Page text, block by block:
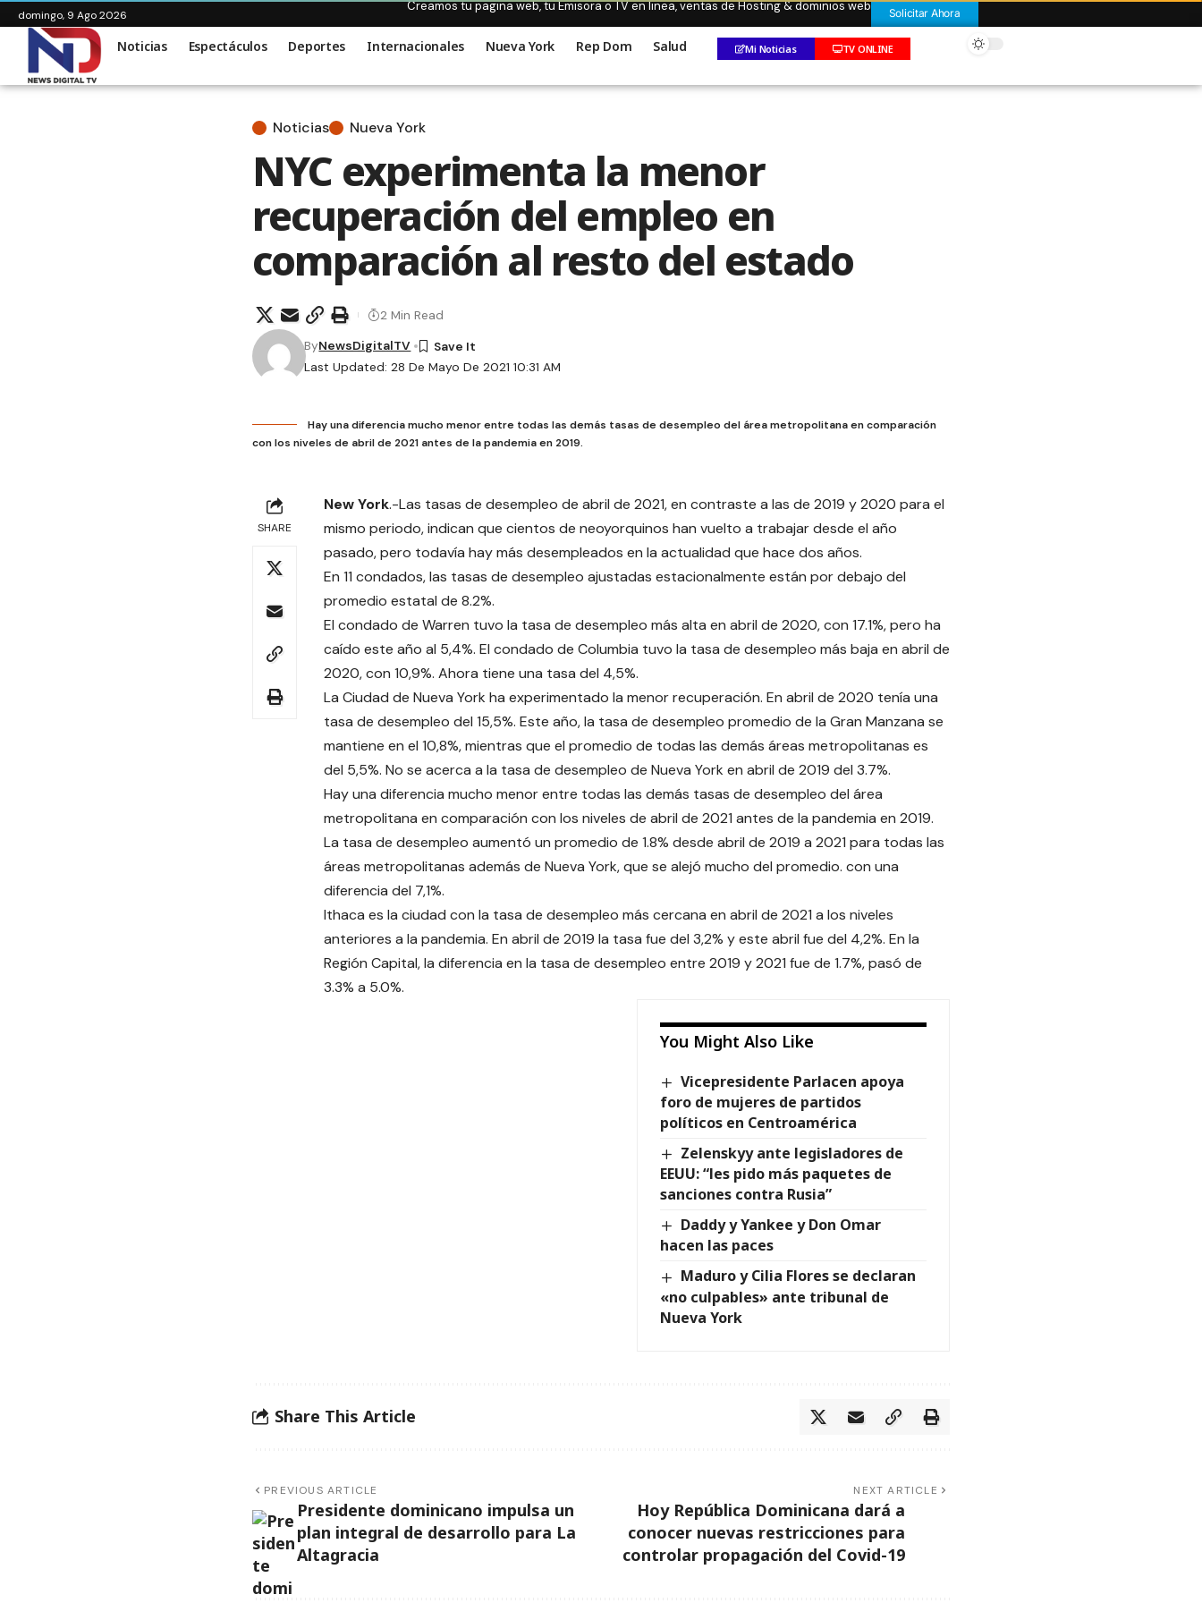
domingo, 9 Ago 2026
Creamos tu pagina web, tu Emisora o TV en linea, ventas de Hosting & dominios web Solicitar Ahora
Noticias Espectáculos Deportes Internacionales Nueva York Rep Dom Salud Mi Noticias TV ONLINE
Noticias Nueva York
NYC experimenta la menor
recuperación del empleo en
comparación al resto del estado
Last Updated: 28 De Mayo De 2021 10:31 AM
ByNewsDigitalTV
2 Min Read
Hay una diferencia mucho menor entre todas las demás tasas de desempleo del área metropolitana en comparación
con los niveles de abril de 2021 antes de la pandemia en 2019.
SHARE
New York.-Las tasas de desempleo de abril de 2021, en contraste a las de 2019 y 2020 para el
mismo periodo, indican que cientos de neoyorquinos han vuelto a trabajar desde el año
pasado, pero todavía hay más desempleados en la actualidad que hace dos años.
En 11 condados, las tasas de desempleo ajustadas estacionalmente están por debajo del
promedio estatal de 8.2%.
El condado de Warren tuvo la tasa de desempleo más alta en abril de 2020, con 17.1%, pero ha
caído este año al 5,4%. El condado de Columbia tuvo la tasa de desempleo más baja en abril de
2020, con 10,9%. Ahora tiene una tasa del 4,5%.
La Ciudad de Nueva York ha experimentado la menor recuperación. En abril de 2020 tenía una
tasa de desempleo del 15,5%. Este año, la tasa de desempleo promedio de la Gran Manzana se
mantiene en el 10,8%, mientras que el promedio de todas las demás áreas metropolitanas es
del 5,5%. No se acerca a la tasa de desempleo de Nueva York en abril de 2019 del 3.7%.
Hay una diferencia mucho menor entre todas las demás tasas de desempleo del área
metropolitana en comparación con los niveles de abril de 2021 antes de la pandemia en 2019.
La tasa de desempleo aumentó un promedio de 1.8% desde abril de 2019 a 2021 para todas las
áreas metropolitanas además de Nueva York, que se alejó mucho del promedio. con una
diferencia del 7,1%.
Ithaca es la ciudad con la tasa de desempleo más cercana en abril de 2021 a los niveles
anteriores a la pandemia. En abril de 2019 la tasa fue del 3,2% y este abril fue del 4,2%. En la
Región Capital, la diferencia en la tasa de desempleo entre 2019 y 2021 fue de 1.7%, pasó de
3.3% a 5.0%.
You Might Also Like
Vicepresidente Parlacen apoya
foro de mujeres de partidos
políticos en Centroamérica
Zelenskyy ante legisladores de
EEUU: “les pido más paquetes de
sanciones contra Rusia”
Daddy y Yankee y Don Omar
hacen las paces
Maduro y Cilia Flores se declaran
«no culpables» ante tribunal de
Nueva York
Share This Article
PREVIOUS ARTICLE
Presidente dominicano impulsa un
plan integral de desarrollo para La
Altagracia
NEXT ARTICLE
Hoy República Dominicana dará a
conocer nuevas restricciones para
controlar propagación del Covid-19